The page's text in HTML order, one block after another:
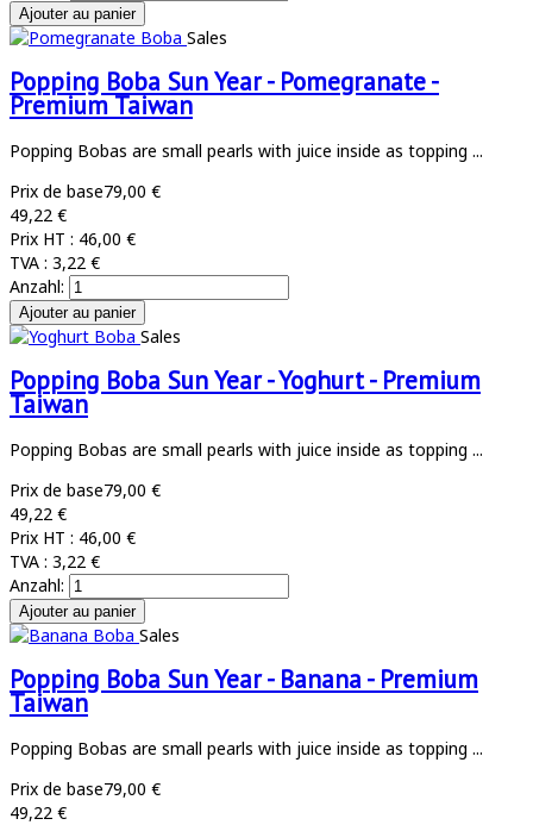
Sales
Popping Boba Sun Year - Pomegranate -
Premium Taiwan
Popping Bobas are small pearls with juice inside as topping ...
Prix de base79,00 €
49,22 €
Prix HT : 46,00 €
TVA : 3,22 €
Anzahl:
Sales
Popping Boba Sun Year - Yoghurt - Premium
Taiwan
Popping Bobas are small pearls with juice inside as topping ...
Prix de base79,00 €
49,22 €
Prix HT : 46,00 €
TVA : 3,22 €
Anzahl:
Sales
Popping Boba Sun Year - Banana - Premium
Taiwan
Popping Bobas are small pearls with juice inside as topping ...
Prix de base79,00 €
49,22 €